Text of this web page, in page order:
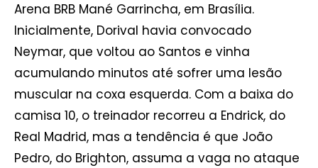
Arena BRB Mané Garrincha, em Brasília.
Inicialmente, Dorival havia convocado
Neymar, que voltou ao Santos e vinha
acumulando minutos até sofrer uma lesão
muscular na coxa esquerda. Com a baixa do
camisa 10, o treinador recorreu a Endrick, do
Real Madrid, mas a tendência é que João
Pedro, do Brighton, assuma a vaga no ataque